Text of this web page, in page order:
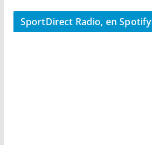
SportDirect Radio, en Spotify